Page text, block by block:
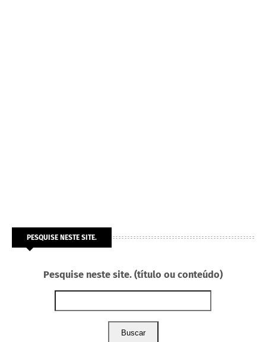
PESQUISE NESTE SITE.
Pesquise neste site. (título ou conteúdo)
Buscar